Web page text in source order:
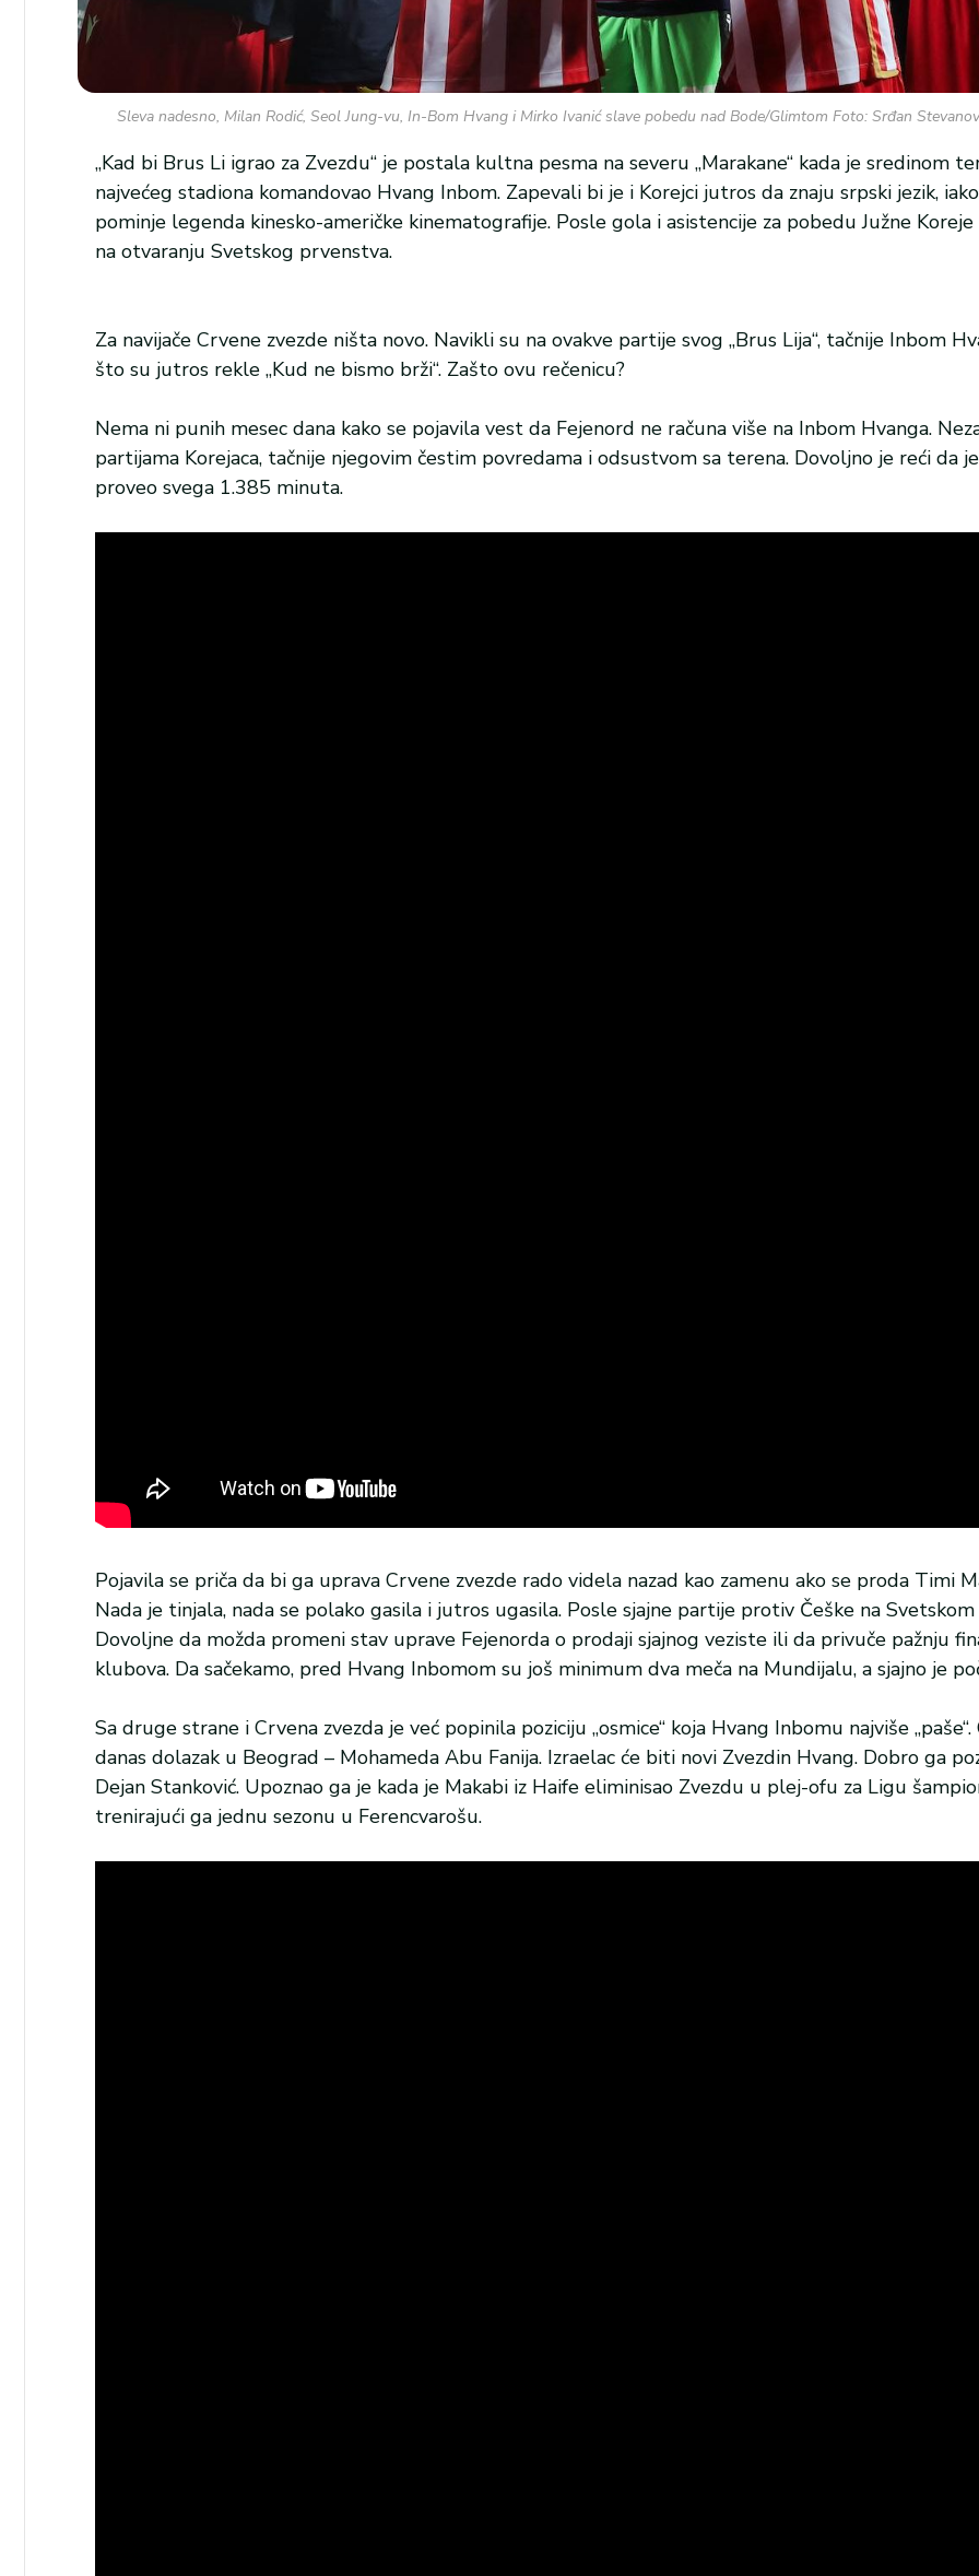
Sleva nadesno, Milan Rodić, Seol Jung-vu, In-Bom Hvang i Mirko Ivanić slave pobedu nad Bode/Glimtom Foto: Srđan
„Kad bi Brus Li igrao za Zvezdu“ je postala kultna pesma na severu „Marakane“ kada je sredinom
najvećeg stadiona komandovao Hvang Inbom. Zapevali bi je i Korejci jutros da znaju srpski jezik,
pominje legenda kinesko-američke kinematografije. Posle gola i asistencije za pobedu Južne
na otvaranju Svetskog prvenstva.
Za navijače Crvene zvezde ništa novo. Navikli su na ovakve partije svog „Brus Lija“, tačnije Inbom
što su jutros rekle „Kud ne bismo brži“. Zašto ovu rečenicu?
Nema ni punih mesec dana kako se pojavila vest da Fejenord ne računa više na Inbom Hvanga.
partijama Korejaca, tačnije njegovim čestim povredama i odsustvom sa terena. Dovoljno je reći da
proveo svega 1.385 minuta.
Pojavila se priča da bi ga uprava Crvene zvezde rado videla nazad kao zamenu ako se proda Timi
Nada je tinjala, nada se polako gasila i jutros ugasila. Posle sjajne partije protiv Češke na
Dovoljne da možda promeni stav uprave Fejenorda o prodaji sjajnog veziste ili da privuče pažnju
klubova. Da sačekamo, pred Hvang Inbomom su još minimum dva meča na Mundijalu, a sjajno je
Sa druge strane i Crvena zvezda je već popinila poziciju „osmice“ koja Hvang Inbomu najviše „paše“.
danas dolazak u Beograd – Mohameda Abu Fanija. Izraelac će biti novi Zvezdin Hvang. Dobro ga
Dejan Stanković. Upoznao ga je kada je Makabi iz Haife eliminisao Zvezdu u plej-ofu za Ligu
trenirajući ga jednu sezonu u Ferencvarošu.